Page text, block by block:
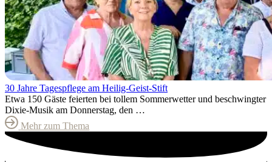
30 Jahre Tagespflege am Heilig-Geist-Stift
Etwa 150 Gäste feierten bei tollem Sommerwetter und beschwingter
Dixie-Musik am Donnerstag, den …
Mehr zum Thema